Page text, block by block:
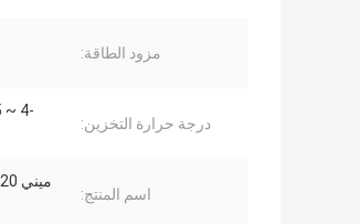
مزود الطاقة:
درجة حرارة التخزين:
اسم المنتج: